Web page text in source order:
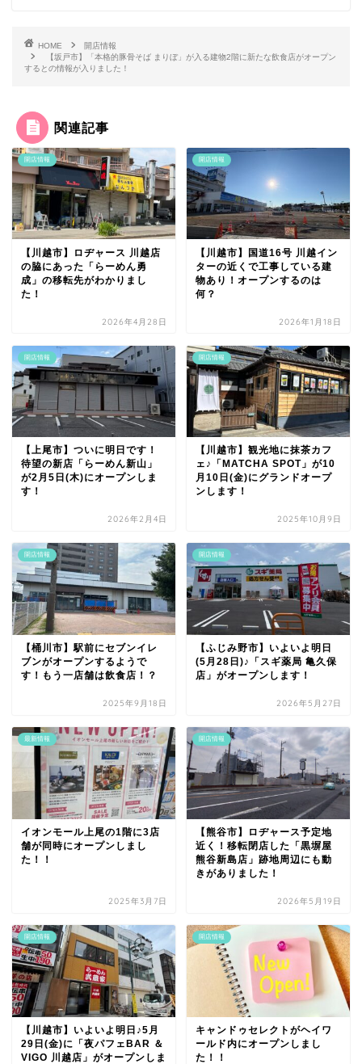
HOME
開店情報
【坂戸市】「本格的豚骨そば まりぼ」が入る建物2階に新たな飲食店がオープン
するとの情報が入りました！
関連記事
開店情報
【川越市】ロヂャース 川越店
の脇にあった「らーめん勇
成」の移転先がわかりまし
た！
2026年4月28日
開店情報
【川越市】国道16号 川越イン
ターの近くで工事している建
物あり！オープンするのは
何？
2026年1月18日
開店情報
【上尾市】ついに明日です！
待望の新店「らーめん新山」
が2月5日(木)にオープンしま
す！
2026年2月4日
開店情報
【川越市】観光地に抹茶カフ
ェ♪「MATCHA SPOT」が10
月10日(金)にグランドオープ
ンします！
2025年10月9日
開店情報
【桶川市】駅前にセブンイレ
ブンがオープンするようで
す！もう一店舗は飲食店！？
2025年9月18日
開店情報
【ふじみ野市】いよいよ明日
(5月28日)♪「スギ薬局 亀久保
店」がオープンします！
2026年5月27日
最新情報
イオンモール上尾の1階に3店
舗が同時にオープンしまし
た！！
2025年3月7日
開店情報
【熊谷市】ロヂャース予定地
近く！移転閉店した「黒塀屋
熊谷新島店」跡地周辺にも動
きがありました！
2026年5月19日
開店情報
【川越市】いよいよ明日♪5月
29日(金)に「夜パフェBAR ＆
VIGO 川越店」がオープンしま
開店情報
キャンドゥセレクトがヘイワ
ールド内にオープンしまし
た！！